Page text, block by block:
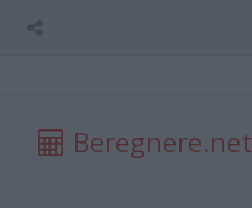
Beregnere.net